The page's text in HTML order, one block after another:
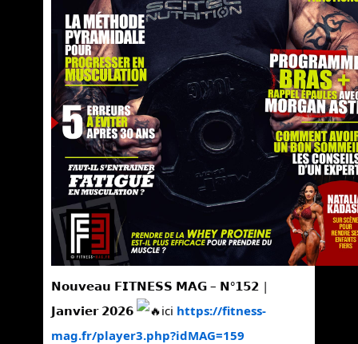
𝗡𝗼𝘂𝘃𝗲𝗮𝘂 𝗙𝗜𝗧𝗡𝗘𝗦𝗦 𝗠𝗔𝗚 – 𝗡°𝟭𝟱𝟮 |
𝗝𝗮𝗻𝘃𝗶𝗲𝗿 𝟮𝟬𝟮𝟲
ici https://fitness-
mag.fr/player3.php?idMAG=159